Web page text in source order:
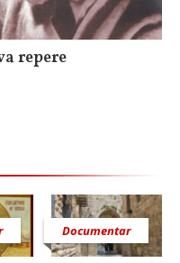
repere
Documentar